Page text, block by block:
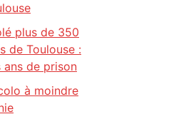
plus de 350
de Toulouse :
de prison
à moindre